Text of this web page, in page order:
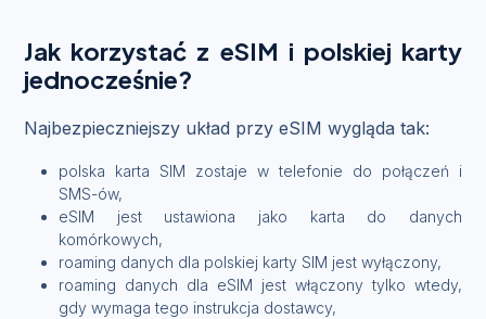
Jak korzystać z eSIM i polskiej karty
jednocześnie?
Najbezpieczniejszy układ przy eSIM wygląda tak:
polska karta SIM zostaje w telefonie do połączeń i
SMS-ów,
eSIM jest ustawiona jako karta do danych
komórkowych,
roaming danych dla polskiej karty SIM jest wyłączony,
roaming danych dla eSIM jest włączony tylko wtedy,
gdy wymaga tego instrukcja dostawcy,